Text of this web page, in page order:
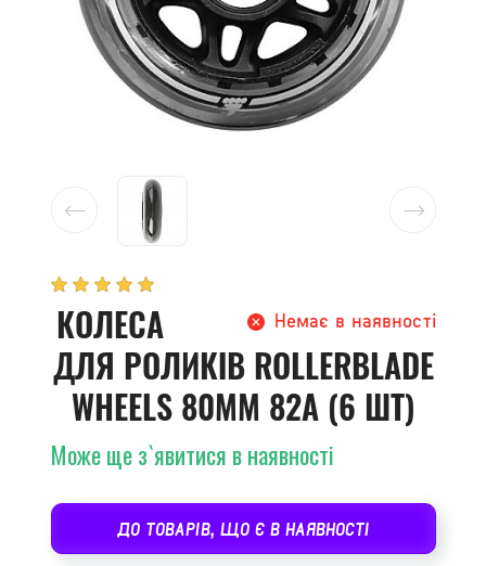
Немає в наявності
КОЛЕСА
ДЛЯ РОЛИКІВ ROLLERBLADE
WHEELS 80MM 82A (6 ШТ)
Може ще з`явитися в наявності
ДО ТОВАРІВ, ЩО Є В НАЯВНОСТІ